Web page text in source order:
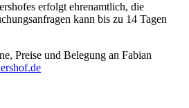
erfolgt ehrenamtlich, die
kann bis zu 14 Tagen
Preise und Belegung an Fabian